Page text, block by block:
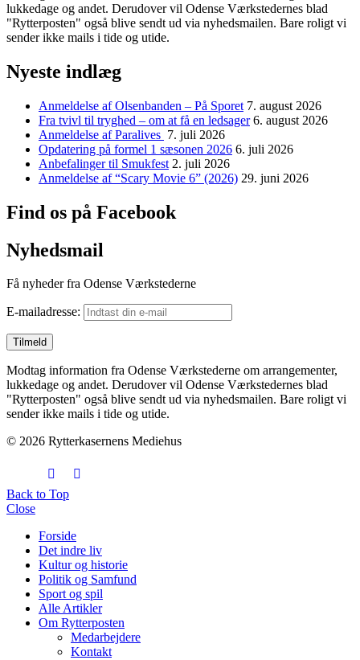
lukkedage og andet. Derudover vil Odense Værkstedernes blad
"Rytterposten" også blive sendt ud via nyhedsmailen. Bare roligt vi
sender ikke mails i tide og utide.
Nyeste indlæg
Anmeldelse af Olsenbanden – På Sporet 7. august 2026
Fra tvivl til tryghed – om at få en ledsager 6. august 2026
Anmeldelse af Paralives 7. juli 2026
Opdatering på formel 1 sæsonen 2026 6. juli 2026
Anbefalinger til Smukfest 2. juli 2026
Anmeldelse af “Scary Movie 6” (2026) 29. juni 2026
Find os på Facebook
Nyhedsmail
Få nyheder fra Odense Værkstederne
E-mailadresse:
Modtag information fra Odense Værkstederne om arrangementer,
lukkedage og andet. Derudover vil Odense Værkstedernes blad
"Rytterposten" også blive sendt ud via nyhedsmailen. Bare roligt vi
sender ikke mails i tide og utide.
© 2026 Rytterkasernens Mediehus
Back to Top
Close
Forside
Det indre liv
Kultur og historie
Politik og Samfund
Sport og spil
Alle Artikler
Om Rytterposten
Medarbejdere
Kontakt